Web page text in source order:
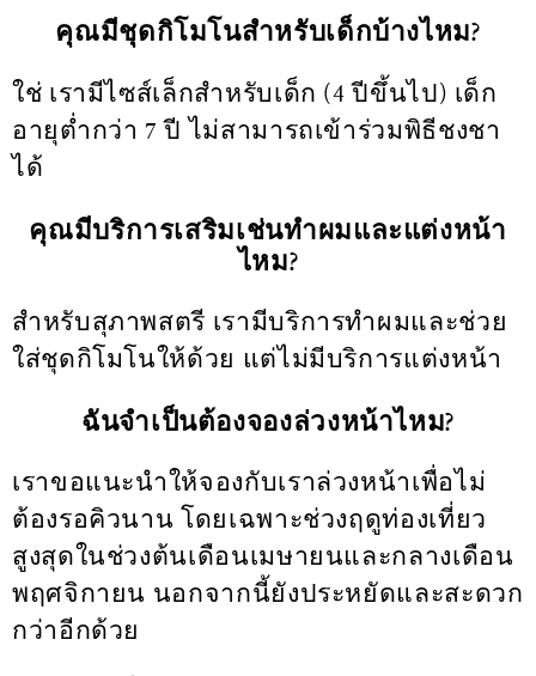
คุณมีชุดกิโมโนสำหรับเด็กบ้างไหม?
ใช่ เรามีไซส์เล็กสำหรับเด็ก (4 ปีขึ้นไป) เด็ก
อายุต่ำกว่า 7 ปี ไม่สามารถเข้าร่วมพิธีชงชา
ได้
คุณมีบริการเสริมเช่นทำผมและแต่งหน้า
ไหม?
สำหรับสุภาพสตรี เรามีบริการทำผมและช่วย
ใส่ชุดกิโมโนให้ด้วย แต่ไม่มีบริการแต่งหน้า
ฉันจำเป็นต้องจองล่วงหน้าไหม?
เราขอแนะนำให้จองกับเราล่วงหน้าเพื่อไม่
ต้องรอคิวนาน โดยเฉพาะช่วงฤดูท่องเที่ยว
สูงสุดในช่วงต้นเดือนเมษายนและกลางเดือน
พฤศจิกายน นอกจากนี้ยังประหยัดและสะดวก
กว่าอีกด้วย